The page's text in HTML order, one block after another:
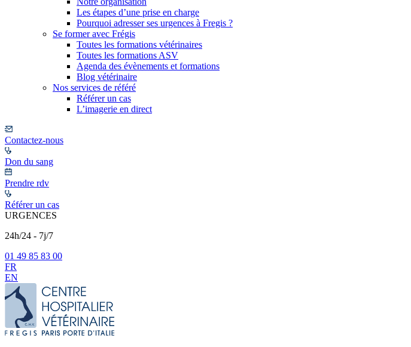
Les étapes d’une prise en charge
Pourquoi adresser ses urgences à Fregis ?
Se former avec Frégis
Toutes les formations vétérinaires
Toutes les formations ASV
Agenda des évènements et formations
Blog vétérinaire
Nos services de référé
Référer un cas
L’imagerie en direct
Contactez-nous
Don du sang
Prendre rdv
Référer un cas
URGENCES
24h/24 - 7j/7
01 49 85 83 00
FR
EN